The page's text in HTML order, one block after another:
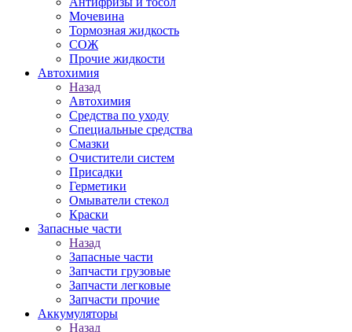
Мочевина
Тормозная жидкость
СОЖ
Прочие жидкости
Автохимия
Назад
Автохимия
Средства по уходу
Специальные средства
Смазки
Очистители систем
Присадки
Герметики
Омыватели стекол
Краски
Запасные части
Назад
Запасные части
Запчасти грузовые
Запчасти легковые
Запчасти прочие
Аккумуляторы
Назад